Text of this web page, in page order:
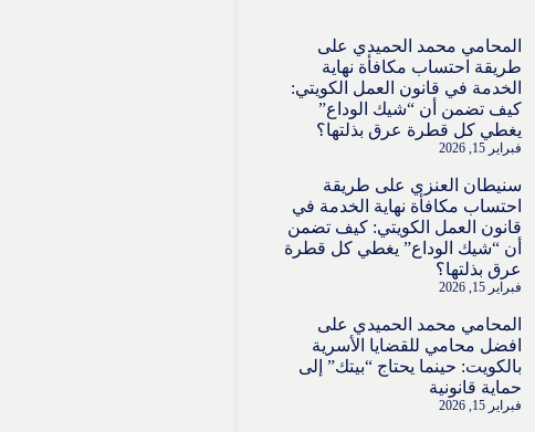
المحامي محمد الحميدي على
طريقة احتساب مكافأة نهاية
الخدمة في قانون العمل الكويتي:
كيف تضمن أن “شيك الوداع”
يغطي كل قطرة عرق بذلتها؟
فبراير 15, 2026
سنيطان العنزي على طريقة
احتساب مكافأة نهاية الخدمة في
قانون العمل الكويتي: كيف تضمن
أن “شيك الوداع” يغطي كل قطرة
عرق بذلتها؟
فبراير 15, 2026
المحامي محمد الحميدي على
افضل محامي للقضايا الأسرية
بالكويت: حينما يحتاج “بيتك” إلى
حماية قانونية
فبراير 15, 2026